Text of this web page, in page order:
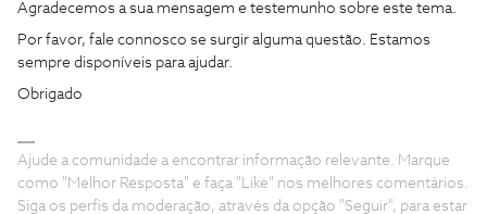
Agradecemos a sua mensagem e testemunho sobre este tema.
Por favor, fale connosco se surgir alguma questão. Estamos
sempre disponíveis para ajudar.
Obrigado
Ajude a comunidade a encontrar informação relevante. Marque
como "Melhor Resposta" e faça "Like" nos melhores comentários.
Siga os perfis da moderação, através da opção "Seguir", para estar